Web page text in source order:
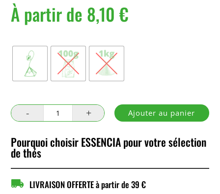
À partir de 8,10€
quantité
de
Jardin
mon
Ajouter au panier
Pourquoi choisir ESSENCIA pour votre sélection
de thés
 LIVRAISON OFFERTE à partir de 39 €